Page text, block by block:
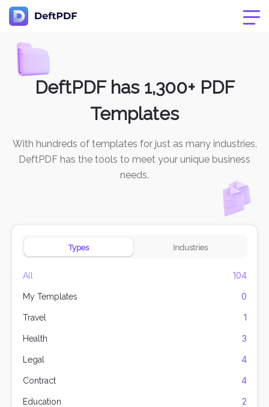
DeftPDF has 1,300+ PDF
Templates
With hundreds of templates for just as many industries,
DeftPDF has the tools to meet your unique business
needs.
Types Industries
All 104
My Templates 0
Travel 1
Health 3
Legal 4
Contract 4
Education 2